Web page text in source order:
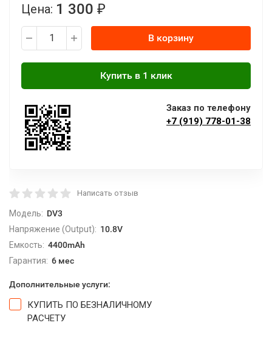
Цена: 1 300 ₽
В корзину
Заказ по телефону
+7 (919) 778-01-38
Написать отзыв
Модель: DV3
Напряжение (Output): 10.8V
Емкость: 4400mAh
Гарантия: 6 мес
Дополнительные услуги:
КУПИТЬ ПО БЕЗНАЛИЧНОМУ
РАСЧЕТУ